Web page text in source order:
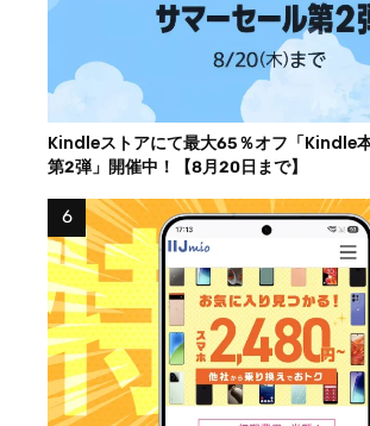
Kindleストアにて最大65％オフ「Kindle
第2弾」開催中！【8月20日まで】